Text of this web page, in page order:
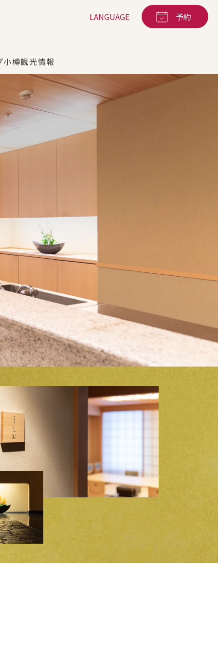
ディーヌ
小樽観光情報
LANGUAGE 予約